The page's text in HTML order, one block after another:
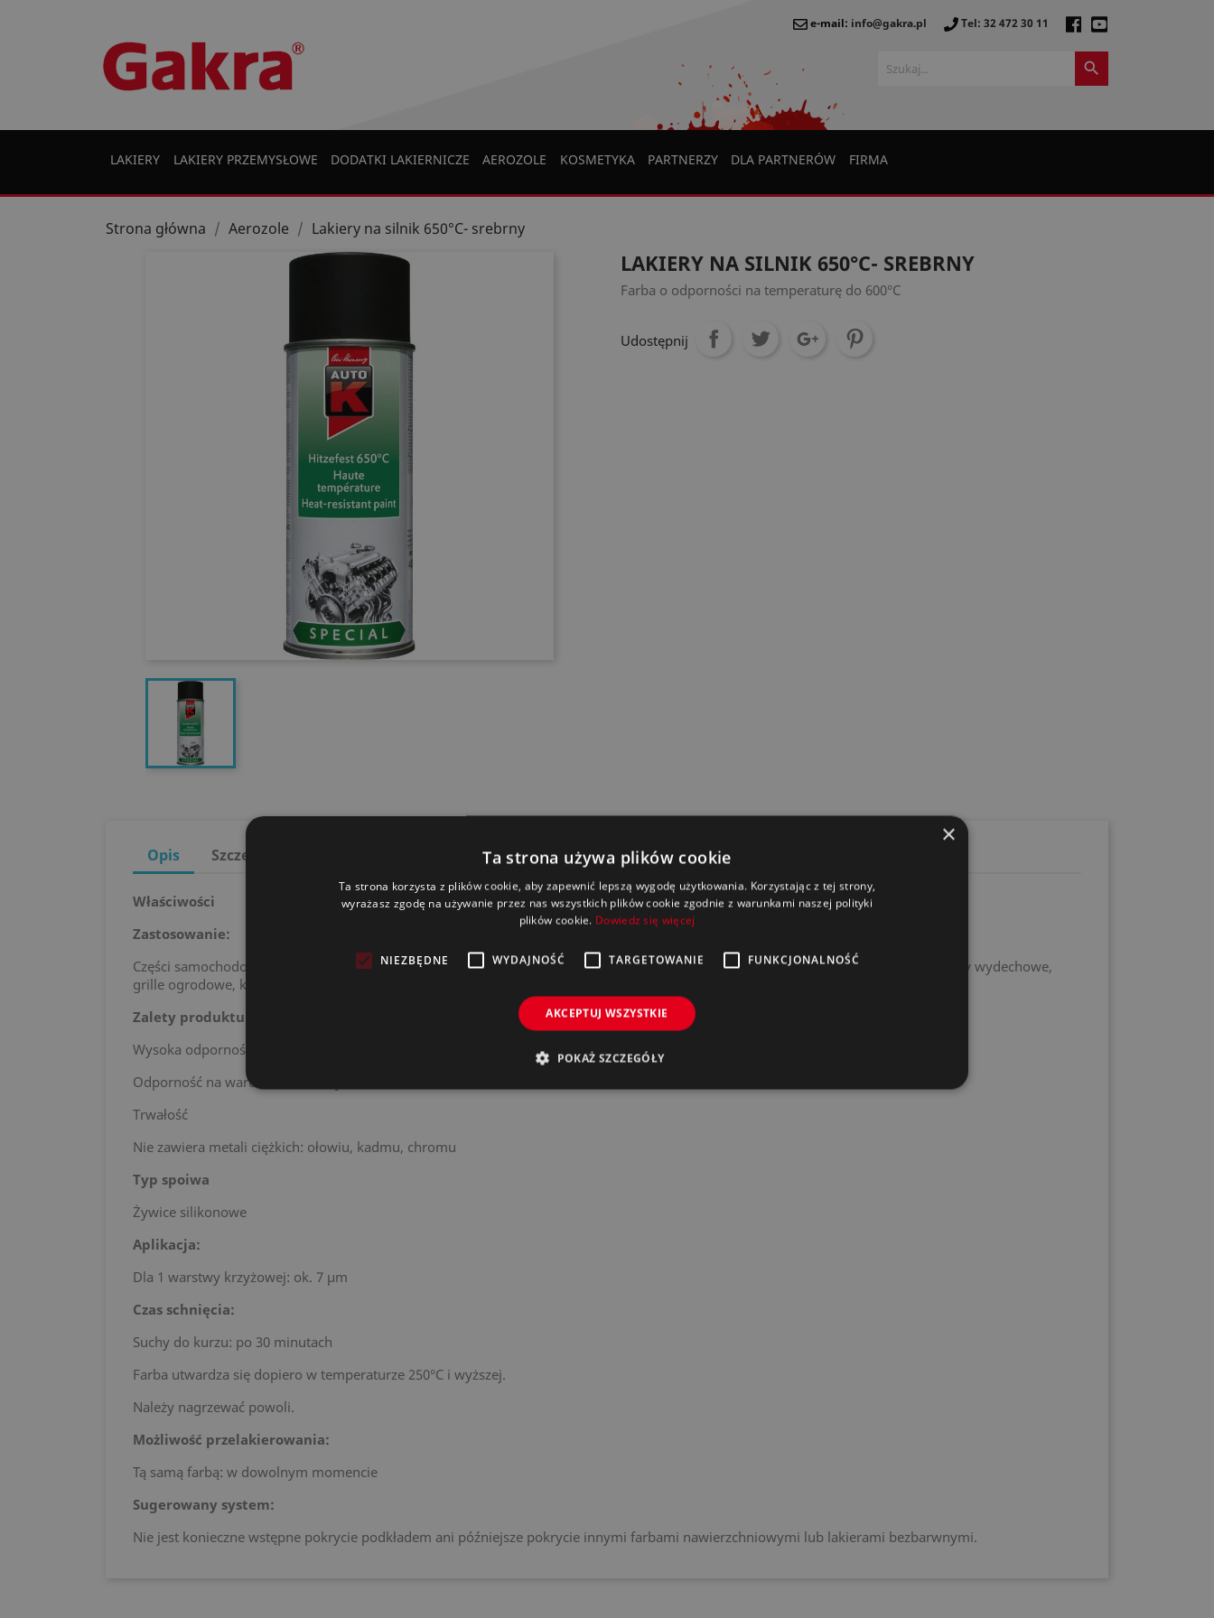
e-mail: info@gakra.pl Tel: 32 472 30 11

LAKIERY LAKIERY PRZEMYSŁOWE DODATKI LAKIERNICZE AEROZOLE KOSMETYKA PARTNERZY DLA PARTNERÓW FIRMA
Strona główna Aerozole Lakiery na silnik 650°C- srebrny
LAKIERY NA SILNIK 650°C- SREBRNY
Farba o odporności na temperaturę do 600°C
Udostępnij
Opis Szczegóły produktu
Właściwości
Zastosowanie:
Części samochodowe narażone na wysokie obciążenia temperaturowe oraz elementy wyposażenia gospodarstwa domowego (np. rury wydechowe,
grille ogrodowe, kotły, piece opalane drewnem)
Zalety produktu:
Wysoka odporność na temperaturę do 650°C
Odporność na warunki atmosferyczne
Trwałość
Nie zawiera metali ciężkich: ołowiu, kadmu, chromu
Typ spoiwa
Żywice silikonowe
Aplikacja:
Dla 1 warstwy krzyżowej: ok. 7 μm
Czas schnięcia:
Suchy do kurzu: po 30 minutach
Farba utwardza się dopiero w temperaturze 250°C i wyższej.
Należy nagrzewać powoli.
Możliwość przelakierowania:
Tą samą farbą: w dowolnym momencie
Sugerowany system:
Nie jest konieczne wstępne pokrycie podkładem ani późniejsze pokrycie innymi farbami nawierzchniowymi lub lakierami bezbarwnymi.
×
Ta strona używa plików cookie
Ta strona korzysta z plików cookie, aby zapewnić lepszą wygodę użytkowania. Korzystając z tej strony,
wyrażasz zgodę na używanie przez nas wszystkich plików cookie zgodnie z warunkami naszej polityki
plików cookie. Dowiedz się więcej
NIEZBĘDNE WYDAJNOŚĆ TARGETOWANIE FUNKCJONALNOŚĆ
AKCEPTUJ WSZYSTKIE
POKAŻ SZCZEGÓŁY